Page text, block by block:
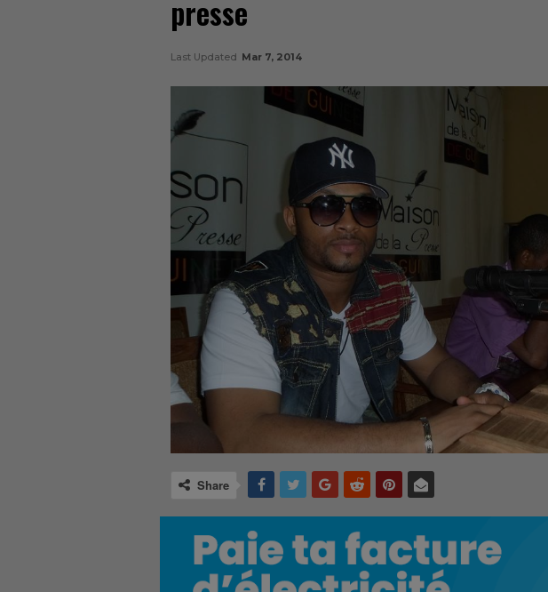
presse
Last Updated Mar 7, 2014
Share